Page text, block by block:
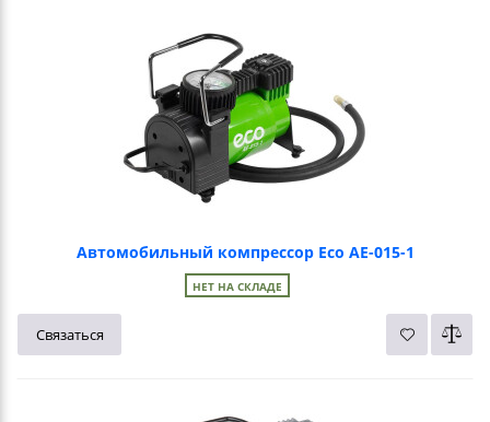
Автомобильный компрессор Eco AE-015-1
НЕТ НА СКЛАДЕ
Связаться